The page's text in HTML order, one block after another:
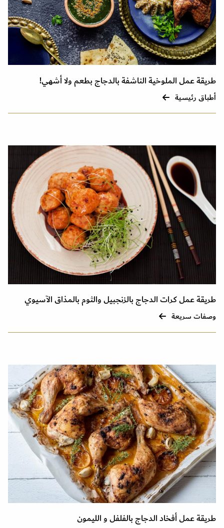
طريقة عمل الملوخية الناشفة بالدجاج بطعم ولا أشهي!
أطباق رئيسية
طريقة عمل كرات الدجاج بالزنجبيل والثوم بالمذاق الآسيوي
وصفات سريعة
طريقة عمل أفخاد الدجاج بالفلفل و الليمون